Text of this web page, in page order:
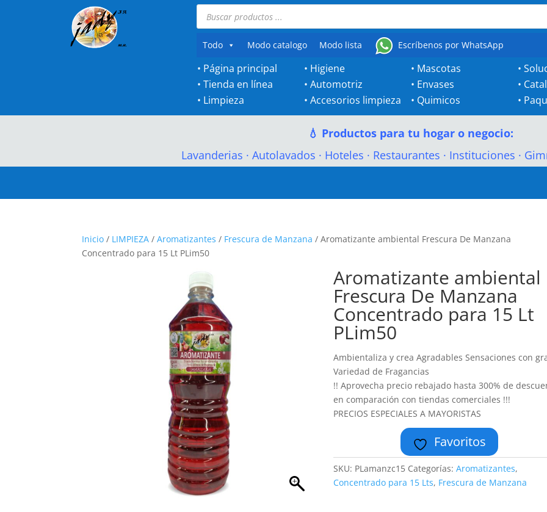
Búsqueda
productos
Todo
Modo catalogo Modo lista Escríbenos por WhatsApp
• Página principal
•Tienda en línea
• Limpieza
• Higiene
•Automotriz
•Accesorios limpieza
• Mascotas
• Envases
• Quimicos
•
•
•
💧 Productos para tu hogar o negocio:
Lavanderias · Autolavados · Hoteles · Restaurantes · Instituciones ·
Inicio / LIMPIEZA /Aromatizantes / Frescura de Manzana / Aromatizante ambiental Frescura De Manzana
Concentrado para 15 Lt PLim50
Aromatizante ambiental
Frescura De Manzana
Concentrado para 15 Lt
PLim50
Ambientaliza y crea Agradables Sensaciones con
Variedad de Fragancias
!! Aprovecha precio rebajado hasta 300% de
en comparación con tiendas comerciales !!!
PRECIOS ESPECIALES A MAYORISTAS
Favoritos
SKU: PLamanzc15 Categorías:Aromatizantes,
Concentrado para 15 Lts, Frescura de Manzana